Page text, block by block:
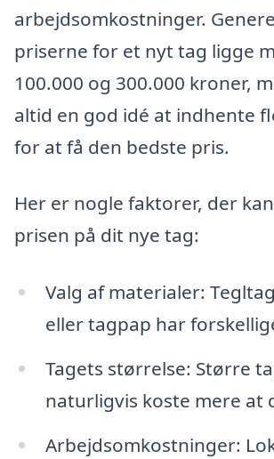
arbejdsomkostninger.
priserne for et nyt tag ligge
100.000 og 300.000 kroner,
altid en god idé at indhente
for at få den bedste pris.
Her er nogle faktorer, der
prisen på dit nye tag:
Valg af materialer:
eller tagpap har
Tagets størrelse: Større
naturligvis koste mere at
Arbejdsomkostninger: